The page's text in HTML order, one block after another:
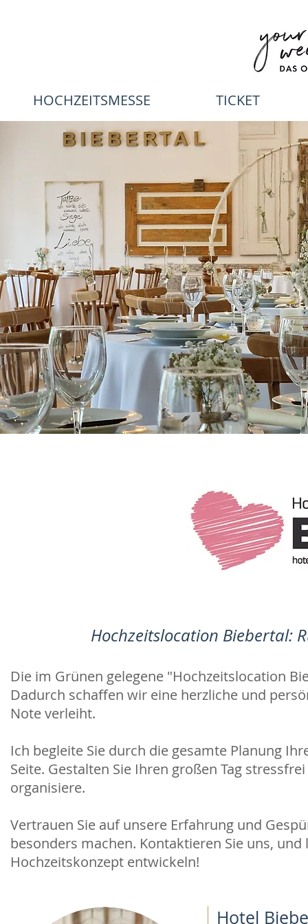
HOCHZEITSMESSE TICKET
Hochzeitslocation Biebertal:
Die im Grünen gelegene "Hochzeitslocation
Dadurch schaffen wir eine herzliche und
Note verleiht.
Ich begleite Sie durch die gesamte Planung
Seite. Gestalten Sie Ihren großen Tag
organisiere.
Vertrauen Sie auf unsere Erfahrung und
besonders machen. Kontaktieren Sie uns,
Hochzeitskonzept entwickeln!
Hotel